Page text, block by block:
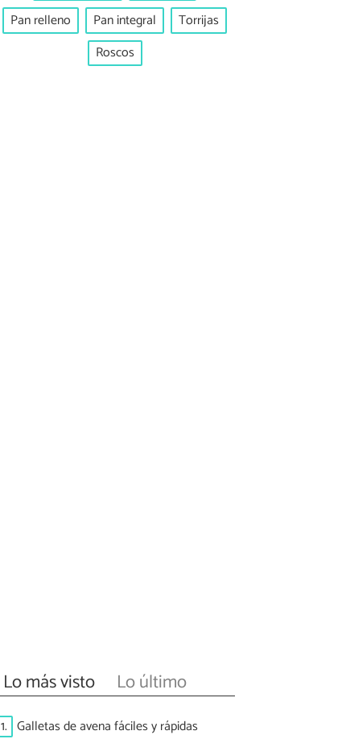
Pan relleno
Pan integral
Torrijas
Roscos
Lo más visto Lo último
1. Galletas de avena fáciles y rápidas